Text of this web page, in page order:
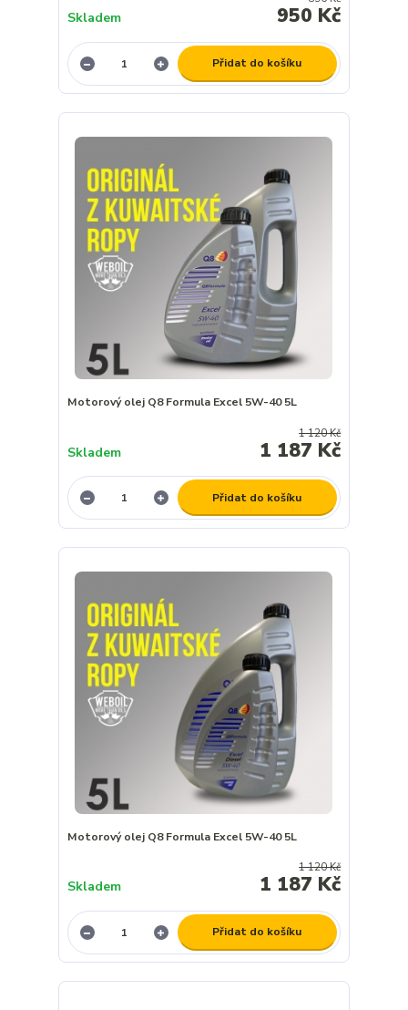
950 Kč
Skladem
Přidat do košíku
Motorový olej Q8 Formula Excel 5W-40 5L
1 120 Kč
1 187 Kč
Skladem
Přidat do košíku
Motorový olej Q8 Formula Excel 5W-40 5L
1 120 Kč
1 187 Kč
Skladem
Přidat do košíku